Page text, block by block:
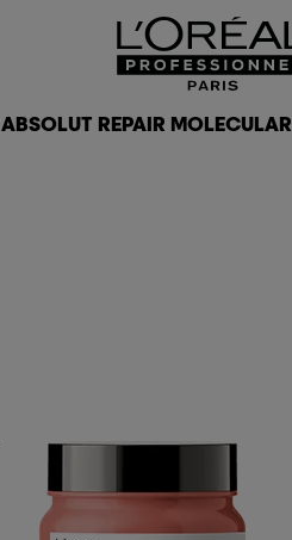
ABSOLUT REPAIR MOLECULAR